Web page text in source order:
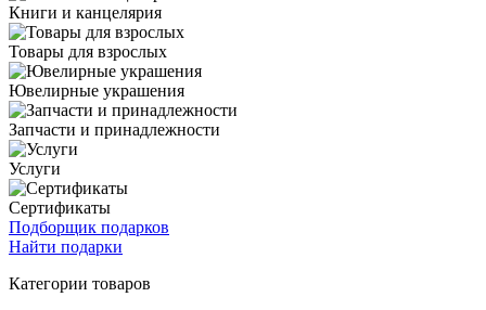
Книги и канцелярия
Товары для взрослых
Ювелирные украшения
Запчасти и принадлежности
Услуги
Сертификаты
Подборщик подарков
Найти подарки
Категории товаров